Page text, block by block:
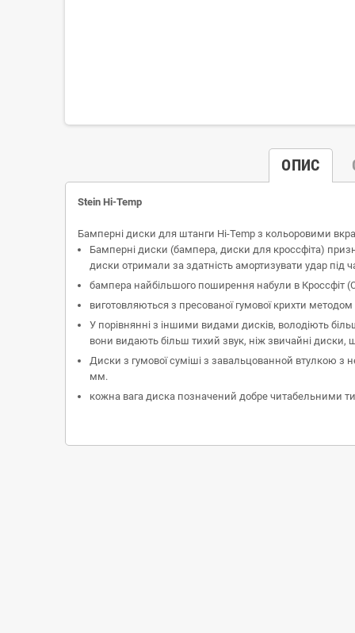
ОПИС
Stein Hi-Temp
Бамперні диски для штанги Hi-Temp з кольоровими
Бамперні диски (бампера, диски для кроссфіта)
диски отримали за здатність амортизувати удар під
бампера найбільшого поширення набули в Кроссфіт
виготовляються з пресованої гумової крихти
У порівнянні з іншими видами дисків, володіють
вони видають більш тихий звук, ніж звичайні
Диски з гумової суміші з завальцованной втулкою з
мм.
кожна вага диска позначений добре читабельними